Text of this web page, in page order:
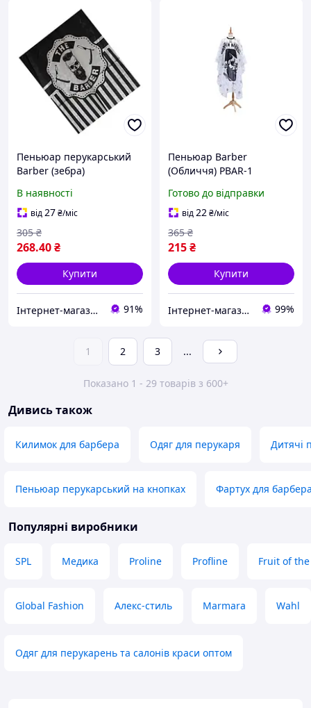
Пеньюар перукарський
Barber (зебра)
В наявності
від27₴/міс
268.40₴
305 ₴
Купити
Інтернет-магазин CELEBRITY 91%
Пеньюар Barber
(Обличчя) PBAR-1
Готово до відправки
від22₴/міс
215₴
365 ₴
Купити
Інтернет-магазин Star Beauty 99%
1 2 3 ...
Показано 1 - 29 товарів з 600+
Дивись також
Килимок для барбера Одяг для перукаря Дитячі
Пеньюар перукарський на кнопках Фартух для
Популярні виробники
SPL Медика Proline Profline Fruit of
Global Fashion Алекс-стиль Marmara Wahl
Одяг для перукарень та салонів краси оптом